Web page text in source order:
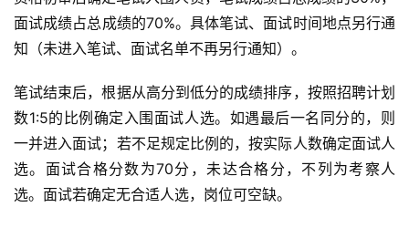
面试成绩占总成绩的70%。具体笔试、面试时间地点另行通
知（未进入笔试、面试名单不再另行通知）。
笔试结束后，根据从高分到低分的成绩排序，按照招聘计划
数1:5的比例确定入围面试人选。如遇最后一名同分的，则
一并进入面试；若不足规定比例的，按实际人数确定面试人
选。面试合格分数为70分，未达合格分，不列为考察人
选。面试若确定无合适人选，岗位可空缺。